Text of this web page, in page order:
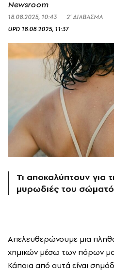
Newsroom
18.08.2025, 10:43
2’ ΔΙΑΒΑΣΜΑ
UPD 18.08.2025, 11:37
Τι αποκαλύπτουν για
μυρωδιές του
Απελευθερώνουμε μια
χημικών μέσω των πόρων
Κάποια από αυτά είναι